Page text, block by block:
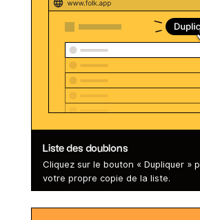
Liste des doublons
Cliquez sur le bouton « Dupliquer »
votre propre copie de la liste.